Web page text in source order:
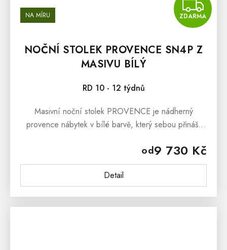
NA MÍRU ZDARMA
NOČNÍ STOLEK PROVENCE SN4P Z
MASIVU BÍLÝ
RD 10 - 12 týdnů
od9 730 Kč
Detail
Masivní noční stolek PROVENCE je nádherný
provence nábytek v bílé barvě, který sebou přináší
stolek PROVENCE je vyroben z...